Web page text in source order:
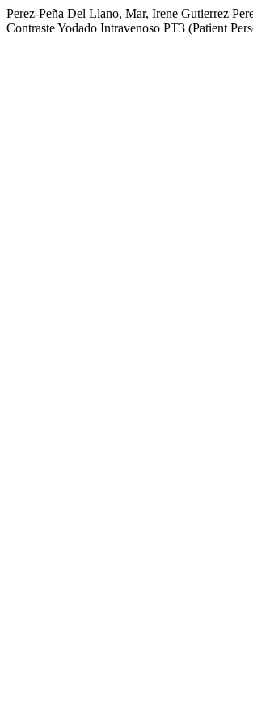
Perez-Peña Del Llano, Mar, Irene Gutierrez
Contraste Yodado Intravenoso PT3 (Patient